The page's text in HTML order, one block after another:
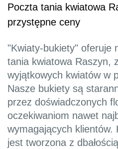
Poczta tania kwiatowa
przystępne ceny
"Kwiaty-bukiety" oferuje
tania kwiatowa Raszyn,
wyjątkowych kwiatów w
Nasze bukiety są
przez doświadczonych
oczekiwaniom nawet
wymagających klientów.
jest tworzona z